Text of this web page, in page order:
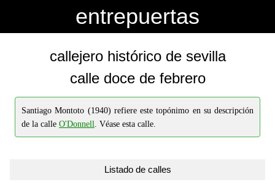
entrepuertas
callejero histórico de sevilla
calle doce de febrero
Santiago Montoto (1940) refiere este topónimo en su descripción
de la calle O'Donnell. Véase esta calle.
Listado de calles